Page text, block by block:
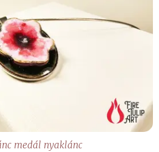
medál nyaklánc